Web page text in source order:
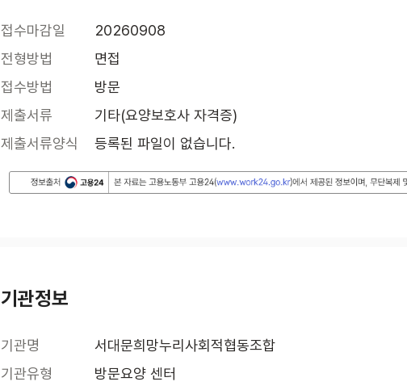
접수마감일
20260908
전형방법
면접
접수방법
방문
제출서류
기타(요양보호사 자격증)
제출서류양식
등록된 파일이 없습니다.
기관정보
기관명
서대문희망누리사회적협동조합
기관유형
방문요양 센터